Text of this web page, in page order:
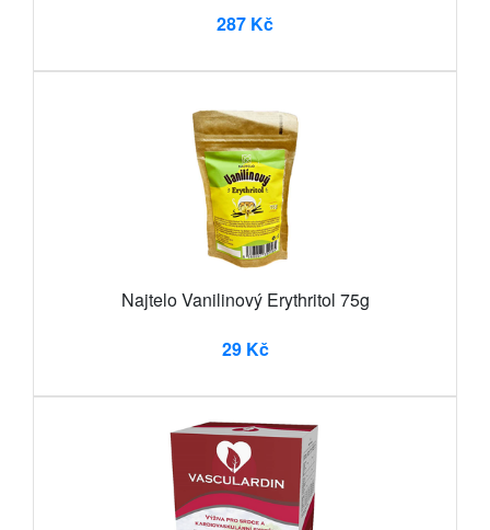
287 Kč
Najtelo Vanilinový Erythritol 75g
29 Kč